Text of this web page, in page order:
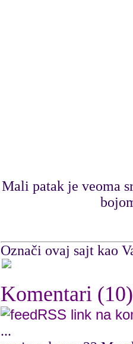
Mali patak je veoma
Označi ovaj sajt kao
Komentari (10)
RSS link na
...